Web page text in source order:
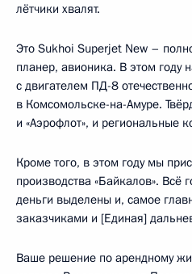
лётчики хвалят.
Это Sukhoi Superjet New –
планер, авионика. В этом году
с двигателем ПД-8
в Комсомольске-на-Амуре.
и «Аэрофлот», и региональные
Кроме того, в этом году мы
производства «Байкалов». Всё
деньги выделены и, самое
заказчиками и [Единая]
Ваше решение по арендному